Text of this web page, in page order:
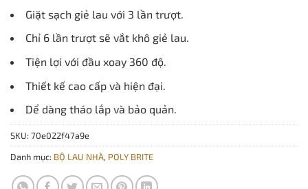
Giặt sạch giẻ lau với 3 lần trượt.
Chỉ 6 lần trượt sẽ vắt khô giẻ lau.
Tiện lợi với đầu xoay 360 độ.
Thiết kế cao cấp và hiện đại.
Dể dàng tháo lắp và bảo quản.
SKU: 70e022f47a9e
Danh mục: BỘ LAU NHÀ, POLY BRITE